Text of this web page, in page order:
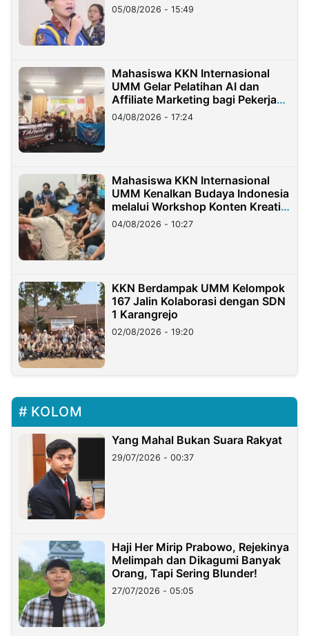
05/08/2026 - 15:49
Mahasiswa KKN Internasional
UMM Gelar Pelatihan AI dan
Affiliate Marketing bagi Pekerja
Migran Indonesia di Taiwan
04/08/2026 - 17:24
Mahasiswa KKN Internasional
UMM Kenalkan Budaya Indonesia
melalui Workshop Konten Kreatif
di Taiwan
04/08/2026 - 10:27
KKN Berdampak UMM Kelompok
167 Jalin Kolaborasi dengan SDN
1 Karangrejo
02/08/2026 - 19:20
KOLOM
Yang Mahal Bukan Suara Rakyat
29/07/2026 - 00:37
Haji Her Mirip Prabowo, Rejekinya
Melimpah dan Dikagumi Banyak
Orang, Tapi Sering Blunder!
27/07/2026 - 05:05